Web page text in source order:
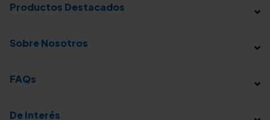
Productos Destacados
Sobre Nosotros
FAQs
De Interés